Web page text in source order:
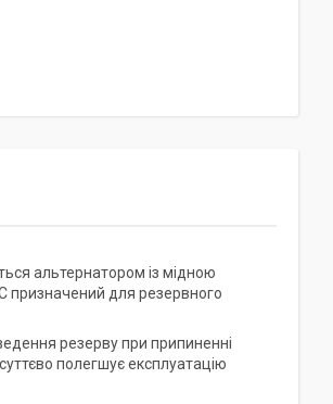
альтернатором із мідною
призначений для резервного
резерву при припиненні
полегшує експлуатацію